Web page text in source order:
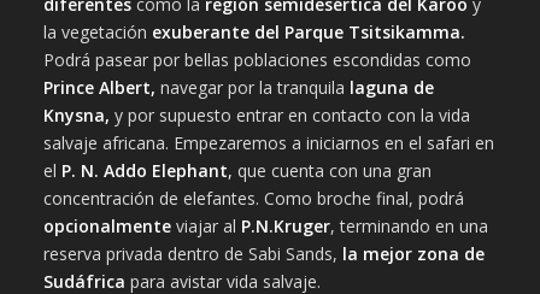
la vegetación exuberante del Parque Tsitsikamma.
Podrá pasear por bellas poblaciones escondidas como
Prince Albert, navegar por la tranquila laguna de
Knysna, y por supuesto entrar en contacto con la vida
salvaje africana. Empezaremos a iniciarnos en el safari en
el P. N. Addo Elephant, que cuenta con una gran
concentración de elefantes. Como broche final, podrá
opcionalmenteviajar al P.N.Kruger, terminando en una
reserva privada dentro de Sabi Sands, la mejor zona de
Sudáfrica para avistar vida salvaje.